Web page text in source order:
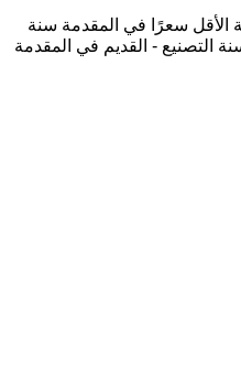
الأقل سعرًا في المقدمة سنة
التصنيع - القديم في المقدمة